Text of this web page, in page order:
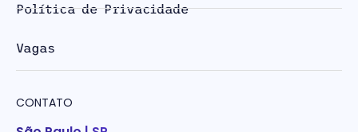
Política de Privacidade
Vagas
CONTATO